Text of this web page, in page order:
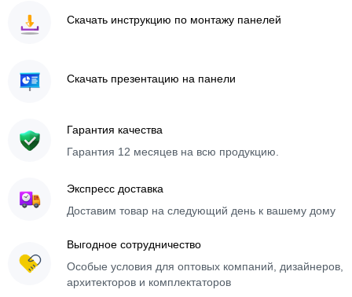
Скачать инструкцию по монтажу панелей
Скачать презентацию на панели
Гарантия качества
Гарантия 12 месяцев на всю продукцию.
Экспресс доставка
Доставим товар на следующий день к вашему дому
Выгодное сотрудничество
Особые условия для оптовых компаний, дизайнеров,
архитекторов и комплектаторов